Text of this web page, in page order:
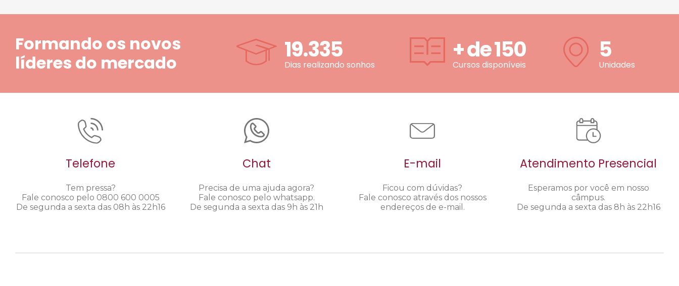
Formando os novos
líderes do mercado
19.335
Dias realizando sonhos
+ de150
Cursos disponíveis
5
Unidades
Telefone
Tem pressa?
Fale conosco pelo 0800 600 0005
De segunda a sexta das 08h às 22h16
Chat
Precisa de uma ajuda agora?
Fale conosco pelo whatsapp.
De segunda a sexta das 9h às 21h
E-mail
Ficou com dúvidas?
Fale conosco através dos nossos
endereços de e-mail.
Atendimento Presencial
Esperamos por você em nosso
câmpus.
De segunda a sexta das 8h às 22h16